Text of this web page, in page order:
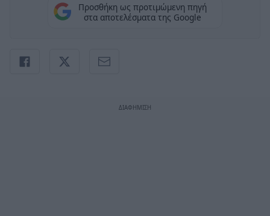
Προσθήκη ως προτιμώμενη πηγή
στα αποτελέσματα της Google